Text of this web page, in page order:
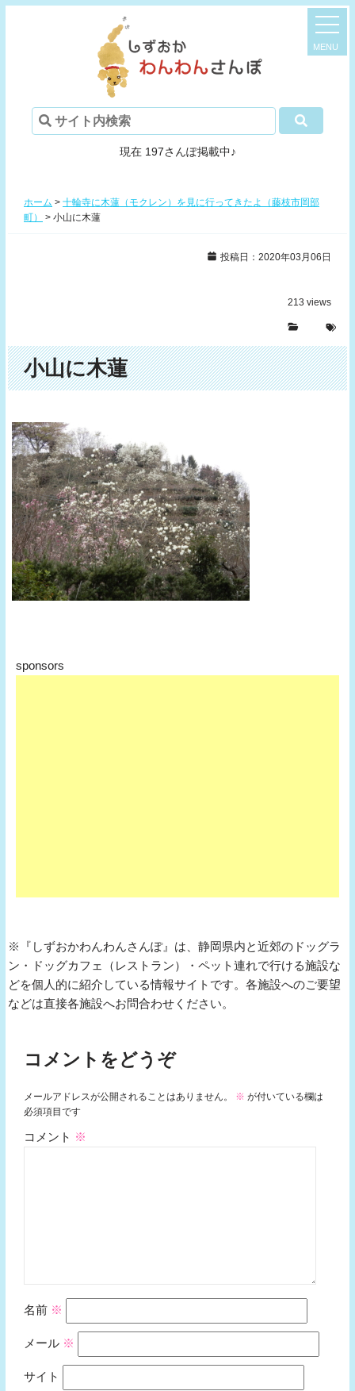
現在 197さんぽ掲載中♪
ホーム > 十輪寺に木蓮（モクレン）を見に行ってきたよ（藤枝市岡部
町）
> 小山に木蓮
投稿日：2020年03月06日
213 views
小山に木蓮
sponsors
※『しずおかわんわんさんぽ』は、静岡県内と近郊のドッグラ
ン・ドッグカフェ（レストラン）・ペット連れで行ける施設な
どを個人的に紹介している情報サイトです。各施設へのご要望
などは直接各施設へお問合わせください。
コメントをどうぞ
メールアドレスが公開されることはありません。 ※ が付いている欄は
必須項目です
コメント ※
名前 ※
メール ※
サイト